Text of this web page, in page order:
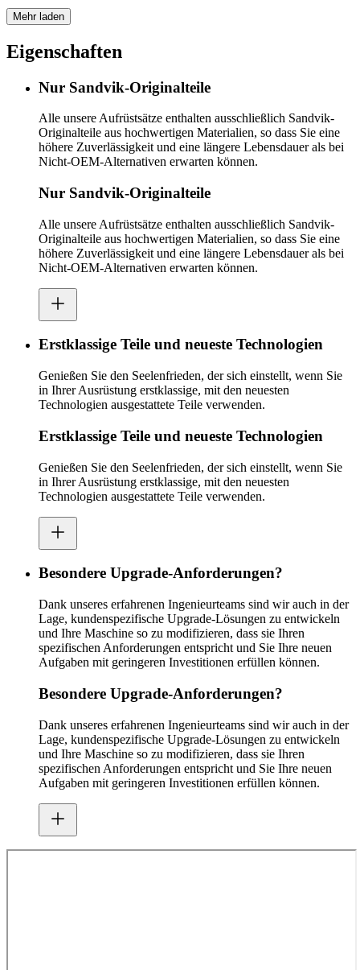
Mehr laden
Eigenschaften
Nur Sandvik-Originalteile
Alle unsere Aufrüstsätze enthalten ausschließlich Sandvik-
Originalteile aus hochwertigen Materialien, so dass Sie eine
höhere Zuverlässigkeit und eine längere Lebensdauer als bei
Nicht-OEM-Alternativen erwarten können.
Nur Sandvik-Originalteile
Alle unsere Aufrüstsätze enthalten ausschließlich Sandvik-
Originalteile aus hochwertigen Materialien, so dass Sie eine
höhere Zuverlässigkeit und eine längere Lebensdauer als bei
Nicht-OEM-Alternativen erwarten können.
Erstklassige Teile und neueste Technologien
Genießen Sie den Seelenfrieden, der sich einstellt, wenn Sie
in Ihrer Ausrüstung erstklassige, mit den neuesten
Technologien ausgestattete Teile verwenden.
Erstklassige Teile und neueste Technologien
Genießen Sie den Seelenfrieden, der sich einstellt, wenn Sie
in Ihrer Ausrüstung erstklassige, mit den neuesten
Technologien ausgestattete Teile verwenden.
Besondere Upgrade-Anforderungen?
Dank unseres erfahrenen Ingenieurteams sind wir auch in der
Lage, kundenspezifische Upgrade-Lösungen zu entwickeln
und Ihre Maschine so zu modifizieren, dass sie Ihren
spezifischen Anforderungen entspricht und Sie Ihre neuen
Aufgaben mit geringeren Investitionen erfüllen können.
Besondere Upgrade-Anforderungen?
Dank unseres erfahrenen Ingenieurteams sind wir auch in der
Lage, kundenspezifische Upgrade-Lösungen zu entwickeln
und Ihre Maschine so zu modifizieren, dass sie Ihren
spezifischen Anforderungen entspricht und Sie Ihre neuen
Aufgaben mit geringeren Investitionen erfüllen können.